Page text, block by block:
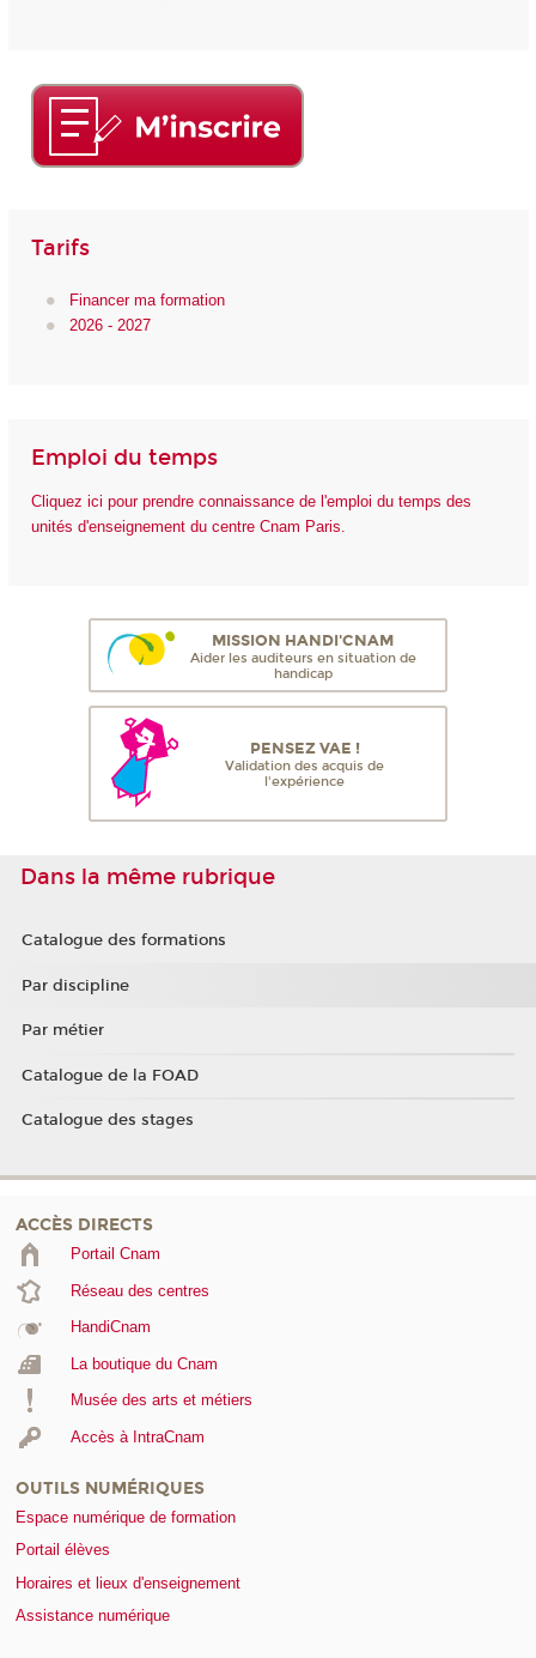
Tarifs
Financer ma formation
2026 - 2027
Emploi du temps
Cliquez ici pour prendre connaissance de l'emploi du temps des
unités d'enseignement du centre Cnam Paris.
MISSION HANDI'CNAM
Aider les auditeurs en situation de
handicap
PENSEZ VAE !
Validation des acquis de
l'expérience
Dans la même rubrique
Catalogue des formations
Par discipline
Par métier
Catalogue de la FOAD
Catalogue des stages
ACCÈS DIRECTS
Portail Cnam
Réseau des centres
HandiCnam
La boutique du Cnam
Musée des arts et métiers
Accès à IntraCnam
OUTILS NUMÉRIQUES
Espace numérique de formation
Portail élèves
Horaires et lieux d'enseignement
Assistance numérique